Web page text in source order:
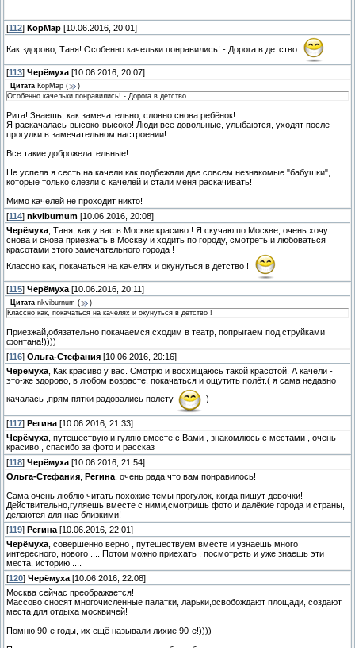
[112] КорМар [10.06.2016, 20:01]
Как здорово, Таня! Особенно качельки понравились! - Дорога в детство
[113] Черёмуха [10.06.2016, 20:07]
Цитата КорМар (
)
Особенно качельки понравились! - Дорога в детство
Рита! Знаешь, как замечательно, словно снова ребёнок!
Я раскачалась-высоко-высоко! Люди все довольные, улыбаются, уходят после
прогулки в замечательном настроении!
Все такие доброжелательные!
Не успела я сесть на качели,как подбежали две совсем незнакомые "бабушки",
которые только слезли с качелей и стали меня раскачивать!
Мимо качелей не проходит никто!
[114] nkviburnum [10.06.2016, 20:08]
Черёмуха , Таня, как у вас в Москве красиво ! Я скучаю по Москве, очень хочу
снова и снова приезжать в Москву и ходить по городу, смотреть и любоваться
красотами этого замечательного города !
Классно как, покачаться на качелях и окунуться в детство !
[115] Черёмуха [10.06.2016, 20:11]
Цитата nkviburnum (
)
Классно как, покачаться на качелях и окунуться в детство !
Приезжай,обязательно покачаемся,сходим в театр, попрыгаем под струйками
фонтана!))))
[116] Ольга-Стефания [10.06.2016, 20:16]
Черёмуха , Как красиво у вас. Смотрю и восхищаюсь такой красотой. А качели -
это-же здорово, в любом возрасте, покачаться и ощутить полёт.( я сама недавно
качалась ,прям пятки радовались полету
)
[117] Регина [10.06.2016, 21:33]
Черёмуха , путешествую и гуляю вместе с Вами , знакомлюсь с местами , очень
красиво , спасибо за фото и рассказ
[118] Черёмуха [10.06.2016, 21:54]
Ольга-Стефания
Регина , очень рада,что вам понравилось!
Сама очень люблю читать похожие темы прогулок, когда пишут девочки!
Действительно,гуляешь вместе с ними,смотришь фото и далёкие города и страны,
делаются для нас близкими!
[119] Регина [10.06.2016, 22:01]
Черёмуха , совершенно верно , путешествуем вместе и узнаешь много
интересного, нового .... Потом можно приехать , посмотреть и уже знаешь эти
места, историю ....
[120] Черёмуха [10.06.2016, 22:08]
Москва сейчас преображается!
Массово сносят многочисленные палатки, ларьки,освобождают площади, создают
места для отдыха москвичей!
Помню 90-е годы, их ещё называли лихие 90-е!))))